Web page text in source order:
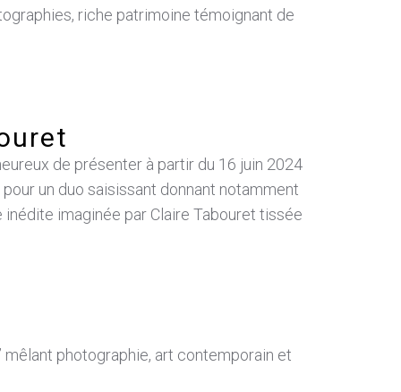
riche patrimoine témoignant de
de présenter à partir du 16 juin 2024
un duo saisissant donnant notamment
imaginée par Claire Tabouret tissée
photographie, art contemporain et